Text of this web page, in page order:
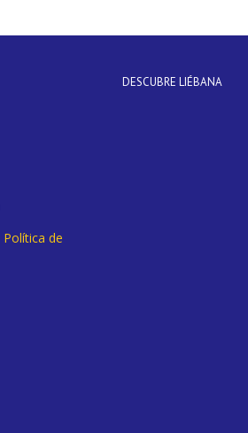
Política de
DESCUBRE LIÉBANA